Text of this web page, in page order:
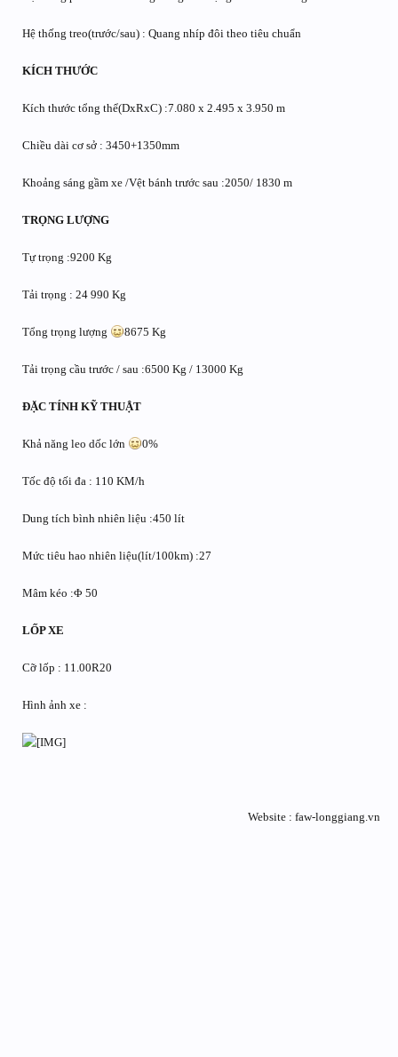
Hệ thống treo(trước/sau) : Quang nhíp đôi theo tiêu chuẩn
KÍCH THƯỚC
Kích thước tổng thể(DxRxC) :7.080 x 2.495 x 3.950 m
Chiều dài cơ sở : 3450+1350mm
Khoảng sáng gầm xe /Vệt bánh trước sau :2050/ 1830 m
TRỌNG LƯỢNG
Tự trọng :9200 Kg
Tải trọng : 24 990 Kg
Tổng trọng lượng 8675 Kg
Tải trọng cầu trước / sau :6500 Kg / 13000 Kg
ĐẶC TÍNH KỸ THUẬT
Khả năng leo dốc lớn 0%
Tốc độ tối đa : 110 KM/h
Dung tích bình nhiên liệu :450 lít
Mức tiêu hao nhiên liệu(lít/100km) :27
Mâm kéo :Φ 50
LỐP XE
Cỡ lốp : 11.00R20
Hình ảnh xe :
Website : faw-longgiang.vn​